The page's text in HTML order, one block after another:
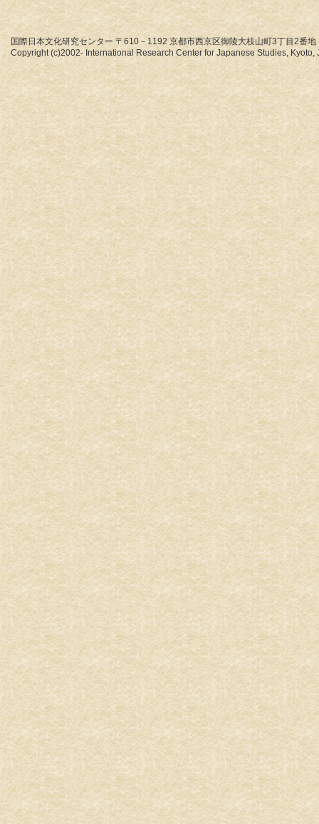
国際日本文化研究センター 〒610－1192 京都市西京区御陵大枝山町3丁目2番地
Copyright (c)2002- International Research Center for Japanese Studies, Kyoto,